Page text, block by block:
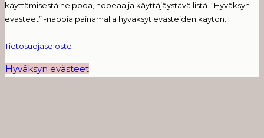
käyttämisestä helppoa, nopeaa ja käyttäjäystävällistä. “Hyväksyn
evästeet” -nappia painamalla hyväksyt evästeiden käytön.
Tietosuojaseloste
Hyväksyn evästeet